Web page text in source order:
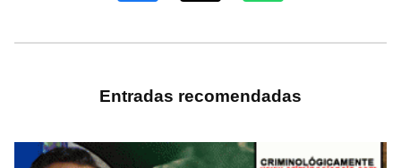
Entradas recomendadas